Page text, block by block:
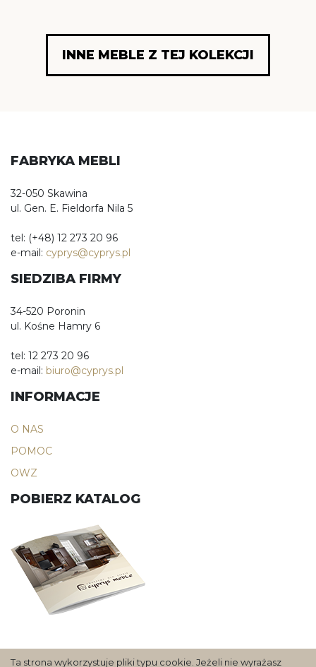
INNE MEBLE Z TEJ KOLEKCJI
FABRYKA MEBLI
32-050 Skawina
ul. Gen. E. Fieldorfa Nila 5
tel: (+48) 12 273 20 96
e-mail: cyprys@cyprys.pl
SIEDZIBA FIRMY
34-520 Poronin
ul. Kośne Hamry 6
tel: 12 273 20 96
e-mail: biuro@cyprys.pl
INFORMACJE
O NAS
POMOC
OWZ
POBIERZ KATALOG
Ta strona wykorzystuje pliki typu cookie. Jeżeli nie wyrażasz